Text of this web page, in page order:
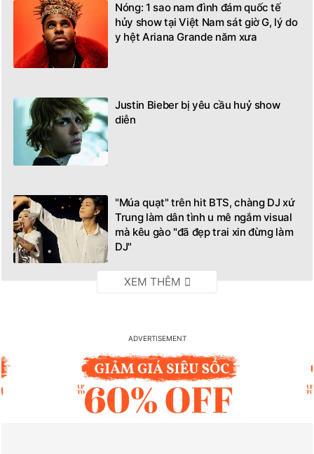
Nóng: 1 sao nam đình đám quốc tế
hủy show tại Việt Nam sát giờ G, lý do
y hệt Ariana Grande năm xưa
Justin Bieber bị yêu cầu huỷ show
diễn
"Múa quạt" trên hit BTS, chàng DJ xứ
Trung làm dân tình u mê ngắm visual
mà kêu gào "đã đẹp trai xin đừng làm
DJ"